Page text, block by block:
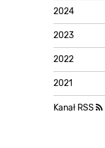
2024
2023
2022
2021
Kanał RSS